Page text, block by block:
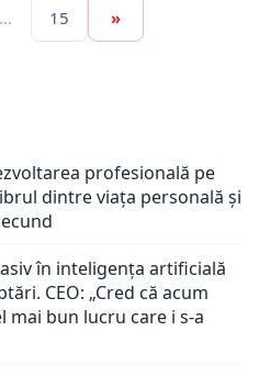
… 15 »
profesională pe
dintre viața personală și
în inteligența artificială
CEO: „Cred că acum
mai bun lucru care i s-a